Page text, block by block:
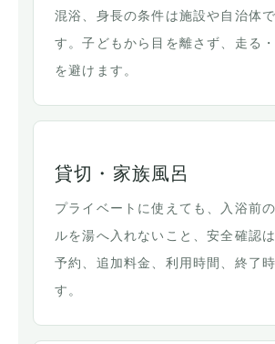
混浴、身長の条件は施設や自治体
す。子どもから目を離さず、走る
を避けます。
貸切・家族風呂
プライベートに使えても、入浴前
ルを湯へ入れないこと、安全確認は
予約、追加料金、利用時間、終了
す。